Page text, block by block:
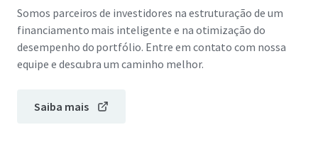
Somos parceiros de investidores na estruturação de um
financiamento mais inteligente e na otimização do
desempenho do portfólio. Entre em contato com nossa
equipe e descubra um caminho melhor.
Saiba mais